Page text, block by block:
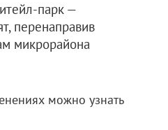
парк —
перенаправив
микрорайона
можно узнать